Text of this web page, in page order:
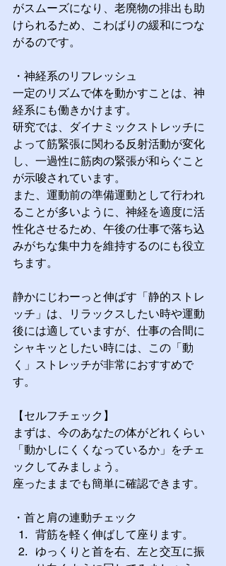
がスムーズになり、老廃物の排出も助
けられるため、こわばりの緩和につな
がるのです。
・神経系のリフレッシュ
一定のリズムで体を動かすことは、神
経系にも働きかけます。
研究では、ダイナミックストレッチに
よって筋緊張に関わる反射活動が変化
し、一過性に筋肉の緊張が和らぐこと
が示唆されています。
また、運動前の準備運動として行われ
ることが多いように、神経を適度に活
性化させるため、午後の仕事で落ち込
みがちな集中力を維持するのにも役立
ちます。
静かにじわーっと伸ばす「静的ストレ
ッチ」は、リラックスしたい時や運動
後には適していますが、仕事の合間に
シャキッとしたい時には、この「動
く」ストレッチが非常におすすめで
す。
【セルフチェック】
まずは、今のあなたの体がどれくらい
「動かしにくくなっているか」をチェ
ックしてみましょう。
座ったままでも簡単に確認できます。
・首と肩の連動チェック
背筋を軽く伸ばして座ります。
ゆっくりと首を右、左と交互に振